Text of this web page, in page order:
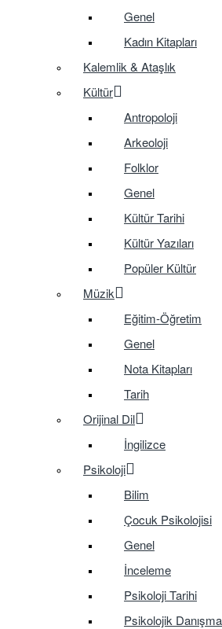
Genel
Kadın Kitapları
Kalemlik & Ataşlık
Kültür
Antropoloji
Arkeoloji
Folklor
Genel
Kültür Tarihi
Kültür Yazıları
Popüler Kültür
Müzik
Eğitim-Öğretim
Genel
Nota Kitapları
Tarih
Orijinal Dil
İngilizce
Psikoloji
Bilim
Çocuk Psikolojisi
Genel
İnceleme
Psikoloji Tarihi
Psikolojik Danışma